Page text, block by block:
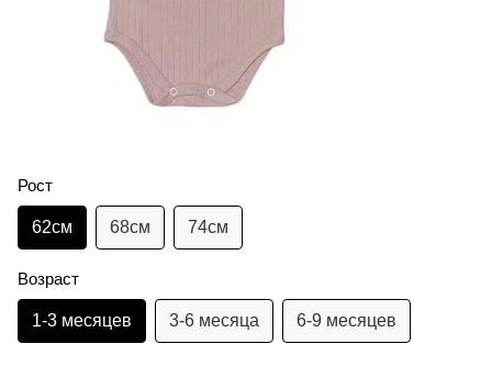
Рост
62см 68см 74см
Возраст
1-3 месяцев 3-6 месяца 6-9 месяцев